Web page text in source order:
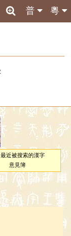
粵
普
最近被搜索的漢字
意見簿